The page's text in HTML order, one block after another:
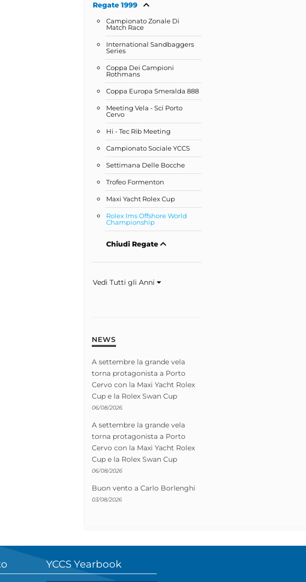
Regate 1999
Campionato Zonale Di
Match Race
International Sandbaggers
Series
Coppa Dei Campioni
Rothmans
Coppa Europa Smeralda 888
Meeting Vela - Sci Porto
Cervo
Hi - Tec Rib Meeting
Campionato Sociale YCCS
Settimana Delle Bocche
Trofeo Formenton
Maxi Yacht Rolex Cup
Rolex Ims Offshore World
Championship
Chiudi Regate
Vedi Tutti gli Anni
NEWS
A settembre la grande vela
torna protagonista a Porto
Cervo con la Maxi Yacht Rolex
Cup e la Rolex Swan Cup
06/08/2026
A settembre la grande vela
torna protagonista a Porto
Cervo con la Maxi Yacht Rolex
Cup e la Rolex Swan Cup
06/08/2026
Buon vento a Carlo Borlenghi
03/08/2026
YCCS Yearbook